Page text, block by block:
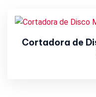
Cortadora de